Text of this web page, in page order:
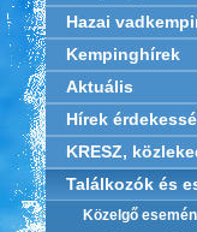
Hazai
Kempinghírek
Aktuális
Hírek
KRESZ,
Találkozók és
Közelgő